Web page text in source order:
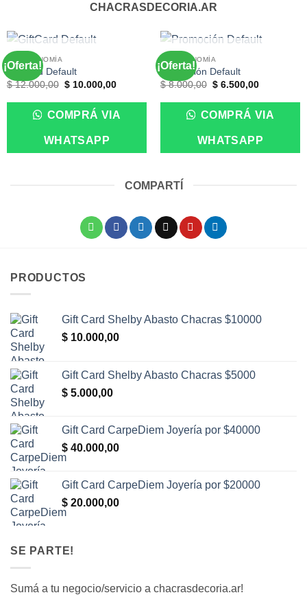
CHACRASDECORIA.AR
¡Oferta!SIN EXISTENCIAS
GASTRONOMÍA
GiftCard Default
$12.000,00 El
original
era:
$ 12.000,00.
$10.000,00El
actual
es:
$ 10.000,00.
COMPRÁ VIA
WHATSAPP
¡Oferta!SIN EXISTENCIAS
GASTRONOMÍA
Promoción Default
$8.000,00 El
original
era:
$ 8.000,00.
$6.500,00El
actual
es:
$ 6.500,00.
COMPRÁ VIA
WHATSAPP
COMPARTÍ
PRODUCTOS
Gift Card Shelby Abasto Chacras $10000
$ 10.000,00
Gift Card Shelby Abasto Chacras $5000
$ 5.000,00
Gift Card CarpeDiem Joyería por $40000
$ 40.000,00
Gift Card CarpeDiem Joyería por $20000
$ 20.000,00
SE PARTE!
Sumá a tu negocio/servicio a chacrasdecoria.ar!